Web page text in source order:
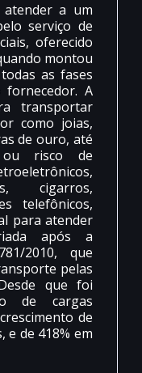
a um
serviço de
oferecido
montou
as fases
A
transportar
como joias,
de ouro, até
risco de
cigarros,
telefônicos,
para atender
após a
2010, que
pelas
que foi
de cargas
de
e de 418% em